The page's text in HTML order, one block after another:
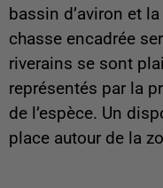
bassin d’aviron et
chasse encadrée
riverains se sont
représentés par la
de l’espèce. Un
place autour de la